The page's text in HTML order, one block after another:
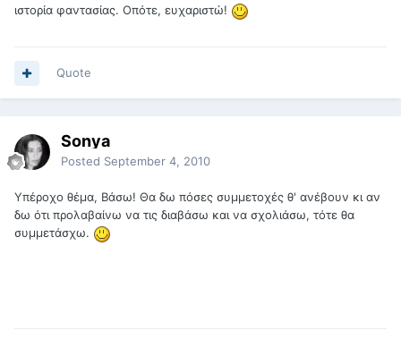
ιστορία φαντασίας. Οπότε, ευχαριστώ!
Quote
Sonya
Posted September 4, 2010
Υπέροχο θέμα, Βάσω! Θα δω πόσες συμμετοχές θ' ανέβουν κι αν
δω ότι προλαβαίνω να τις διαβάσω και να σχολιάσω, τότε θα
συμμετάσχω.